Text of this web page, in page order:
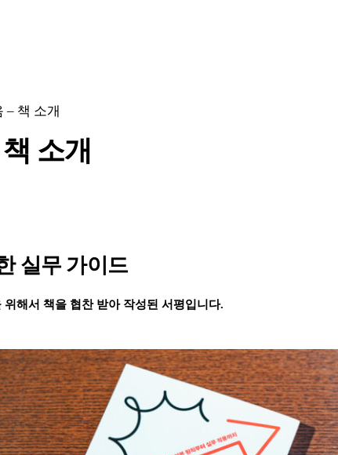
– 책 소개
소개
실무 가이드
해서 책을 협찬 받아 작성된 서평입니다.